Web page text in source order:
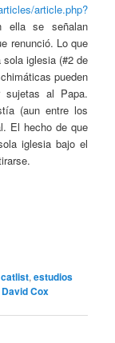
article.php?
ella se señalan
renunció. Lo que
iglesia (#2 de
pueden
al Papa.
(aun entre los
El hecho de que
iglesia bajo el
catlist,estudios
Cox